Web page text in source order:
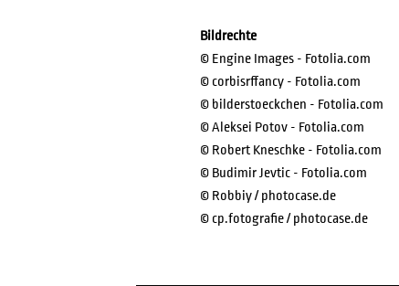
Bildrechte
© Engine Images - Fotolia.com
© corbisrffancy - Fotolia.com
© bilderstoeckchen - Fotolia.com
© Aleksei Potov - Fotolia.com
© Robert Kneschke - Fotolia.com
© Budimir Jevtic - Fotolia.com
© Robbiy / photocase.de
© cp.fotografie / photocase.de